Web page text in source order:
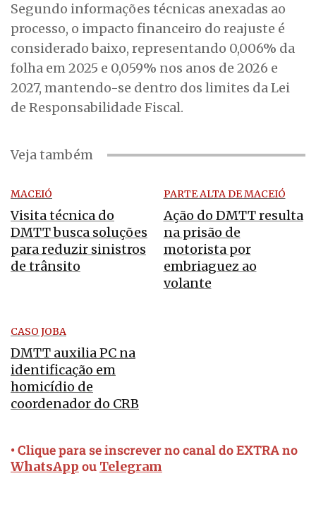
Segundo informações técnicas anexadas ao
processo, o impacto financeiro do reajuste é
considerado baixo, representando 0,006% da
folha em 2025 e 0,059% nos anos de 2026 e
2027, mantendo-se dentro dos limites da Lei
de Responsabilidade Fiscal.
Veja também
MACEIÓ
Visita técnica do
DMTT busca soluções
para reduzir sinistros
de trânsito
PARTE ALTA DE MACEIÓ
Ação do DMTT resulta
na prisão de
motorista por
embriaguez ao
volante
CASO JOBA
DMTT auxilia PC na
identificação em
homicídio de
coordenador do CRB
• Clique para se inscrever no canal do EXTRA no
WhatsApp ou Telegram